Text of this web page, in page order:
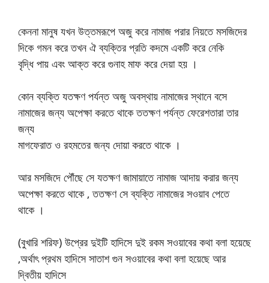
কেননা মানুষ যখন উত্তমরূপে অজু করে নামাজ পরার নিয়তে মসজিদের
দিকে গমন করে তখন ঐ ব্যক্তির প্রতি কদমে একটি করে নেকি
বৃদ্ধি পায় এবং আক্ত করে গুনাহ মাফ করে দেয়া হয় ।
কোন ব্যক্তি যতক্ষণ পর্যন্ত অজু অবস্থায় নামাজের স্থানে বসে
নামাজের জন্য অপেক্ষা করতে থাকে ততক্ষণ পর্যন্ত ফেরেশতারা তার
জন্য
মাগফেরাত ও রহমতের জন্য দোয়া করতে থাকে ।
আর মসজিদে পৌঁছে সে যতক্ষণ জামায়াতে নামাজ আদায় করার জন্য
অপেক্ষা করতে থাকে , ততক্ষণ সে ব্যক্তি নামাজের সওয়াব পেতে
থাকে ।
(বুখারি শরিফ) উপ্রের দুইটি হাদিসে দুই রকম সওয়াবের কথা বলা হয়েছে
,অর্থাৎ প্রথম হাদিসে সাতাশ গুন সওয়াবের কথা বলা হয়েছে আর
দ্বিতীয় হাদিসে